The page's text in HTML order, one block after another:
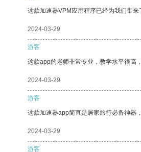
这款加速器VPM应用程序已经为我们带来
2024-03-29
游客
这款app的老师非常专业，教学水平很高
2024-03-29
游客
这款加速器app简直是居家旅行必备神器
2024-03-29
游客